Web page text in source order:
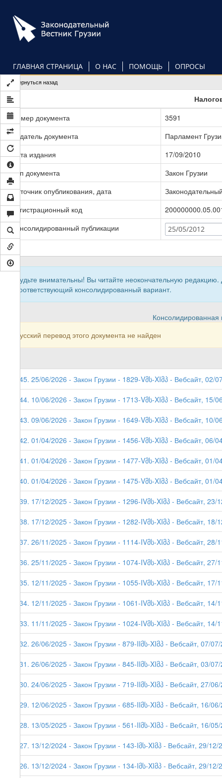
основному
содержанию
ГЛАВНАЯ СТРАНИЦА О НАС ПОМОЩЬ ОПРОСЫ
Вернуться назад
Номер документа
3591
Издатель документа
Парламент
Дата издания
17/09/2010
Тип документа
Закон Грузии
Источник опубликования, дата
Регистрационный код
Консолидированный публикации
25/05/2012
Будьте внимательны! Вы читайте неокончательную
соответствующий консолидированный вариант.
Русский перевод этого документа не найден
245. 25/06/2026 - Закон Грузии - 1829-Vმს-XIმპ - Вебсайт, 02/
244. 10/06/2026 - Закон Грузии - 1713-Vმს-XIმპ - Вебсайт, 15/
243. 09/06/2026 - Закон Грузии - 1649-Vმს-XIმპ - Вебсайт, 10/
242. 01/04/2026 - Закон Грузии - 1456-Vმს-XIმპ - Вебсайт, 06/
241. 01/04/2026 - Закон Грузии - 1477-Vმს-XIმპ - Вебсайт,
240. 01/04/2026 - Закон Грузии - 1475-Vმს-XIმპ - Вебсайт, 01/
239. 17/12/2025 - Закон Грузии - 1296-IVმს-XIმპ - Вебсайт, 23/
238. 17/12/2025 - Закон Грузии - 1282-IVმს-XIმპ - Вебсайт, 18/
237. 26/11/2025 - Закон Грузии - 1114-IVმს-XIმპ - Вебсайт, 28/
236. 25/11/2025 - Закон Грузии - 1074-IVმს-XIმპ - Вебсайт, 27/
235. 12/11/2025 - Закон Грузии - 1055-IVმს-XIმპ - Вебсайт, 17/
234. 12/11/2025 - Закон Грузии - 1061-IVმს-XIმპ - Вебсайт, 14/
233. 11/11/2025 - Закон Грузии - 1024-IVმს-XIმპ - Вебсайт, 14/
232. 26/06/2025 - Закон Грузии - 879-IIმს-XIმპ - Вебсайт, 07/
231. 26/06/2025 - Закон Грузии - 845-IIმს-XIმპ - Вебсайт, 03/
230. 24/06/2025 - Закон Грузии - 719-IIმს-XIმპ - Вебсайт, 27/
229. 12/06/2025 - Закон Грузии - 685-IIმს-XIმპ - Вебсайт, 16/
228. 13/05/2025 - Закон Грузии - 561-IIმს-XIმპ - Вебсайт, 16/
227. 13/12/2024 - Закон Грузии - 143-Iმს-XIმპ - Вебсайт, 29/12/
226. 13/12/2024 - Закон Грузии - 134-Iმს-XIმპ - Вебсайт, 29/12/